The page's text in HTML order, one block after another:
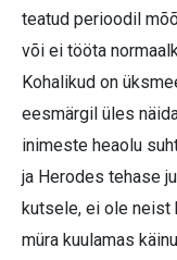
teatud perioodil
või ei tööta
Kohalikud on
eesmärgil üles
inimeste heaolu
ja Herodes tehase
kutsele, ei ole neist
müra kuulamas